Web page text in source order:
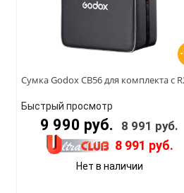
Сумка Godox CB56 для комплекта с
Быстрый просмотр
9 990 руб. 8 991 руб.
8 991 руб.
Нет в наличии